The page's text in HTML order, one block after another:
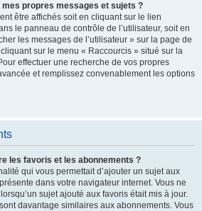
propres messages et sujets ?
être affichés soit en cliquant sur le lien
le panneau de contrôle de l’utilisateur, soit en
les messages de l’utilisateur » sur la page de
sur le menu « Raccourcis » situé sur la
effectuer une recherche de vos propres
et remplissez convenablement les options
les favoris et les abonnements ?
qui vous permettait d’ajouter un sujet aux
dans votre navigateur internet. Vous ne
sujet ajouté aux favoris était mis à jour.
davantage similaires aux abonnements. Vous